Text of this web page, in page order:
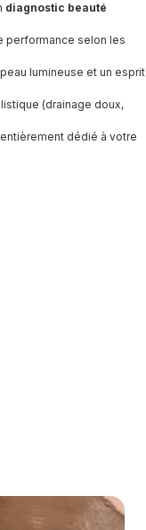
diagnostic beauté
performance selon les
lumineuse et un esprit
(drainage doux,
dédié à votre